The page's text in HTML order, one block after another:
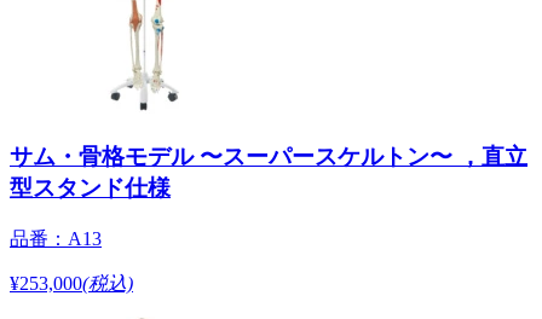
サム・骨格モデル 〜スーパースケルトン〜 ，直立
型スタンド仕様
品番：A13
¥253,000(税込)